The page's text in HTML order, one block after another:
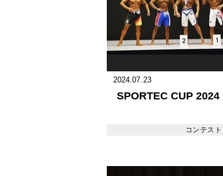
2024.07.23
SPORTEC CUP 2024
コンテスト